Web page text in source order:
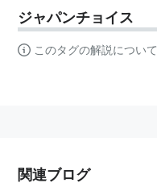
ジャパンチョイス
このタグの解説について
関連ブログ